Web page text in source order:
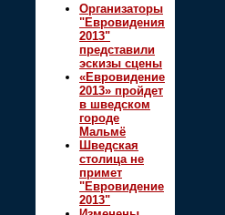
Организаторы
"Евровидения
2013"
представили
эскизы сцены
«Евровидение
2013» пройдет
в шведском
городе
Мальмё
Шведская
столица не
примет
"Евровидение
2013"